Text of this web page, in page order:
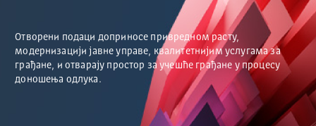
Отворени подаци доприносе привредном расту,
модернизацији јавне управе, квалитетнијим услугама за
грађане, и отварају простор за учешће грађане у процесу
доношења одлука.